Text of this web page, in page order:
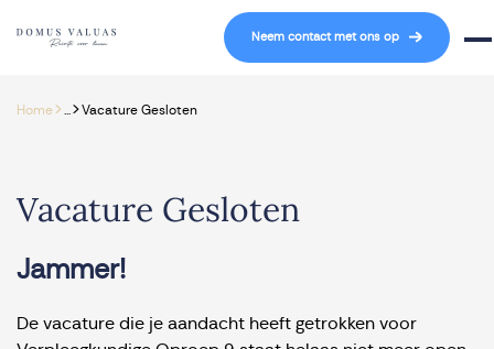
Navigatie overslaan
Neem contact met ons op
Home> >Vacature Gesloten
Vacature Gesloten
Jammer!
De vacature die je aandacht heeft getrokken voor